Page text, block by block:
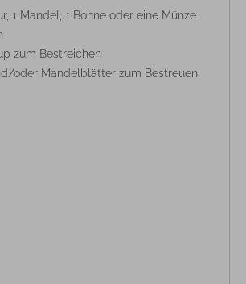
1 Mandel, 1 Bohne oder eine Münze
zum Bestreichen
oder Mandelblätter zum Bestreuen.